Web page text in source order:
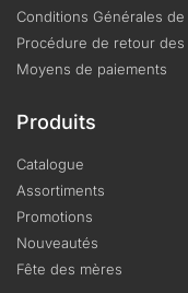
Conditions Générales de
Procédure de retour des
Moyens de paiements
Produits
Catalogue
Assortiments
Promotions
Nouveautés
Fête des mères